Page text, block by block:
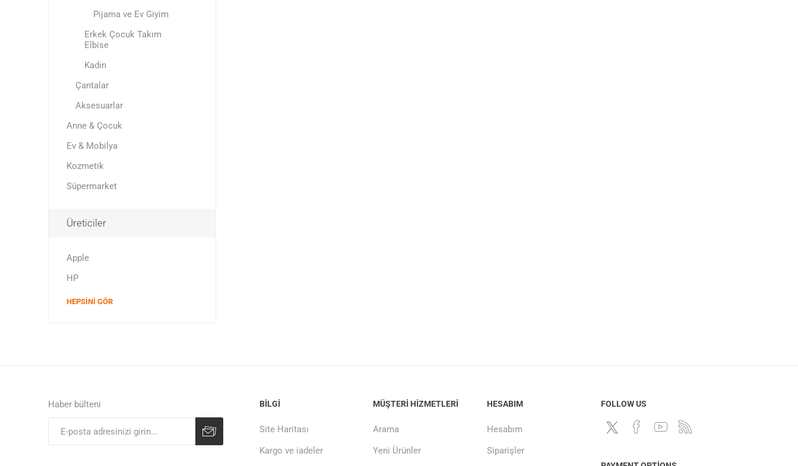
Pijama ve Ev Giyim
Erkek Çocuk Takım
Elbise
Kadın
Çantalar
Aksesuarlar
Anne & Çocuk
Ev & Mobilya
Kozmetik
Süpermarket
Üreticiler
Apple
HP
HEPSINI GÖR
Haber bülteni BILGI
Site Haritası
Kargo ve iadeler
MÜŞTERI HIZMETLERI
Arama
Yeni Ürünler
HESABIM
Hesabım
Siparişler
FOLLOW US